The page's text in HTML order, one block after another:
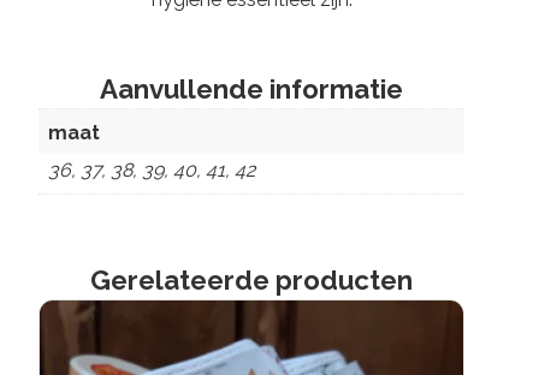
Aanvullende informatie
maat
36, 37, 38, 39, 40, 41, 42
Gerelateerde producten